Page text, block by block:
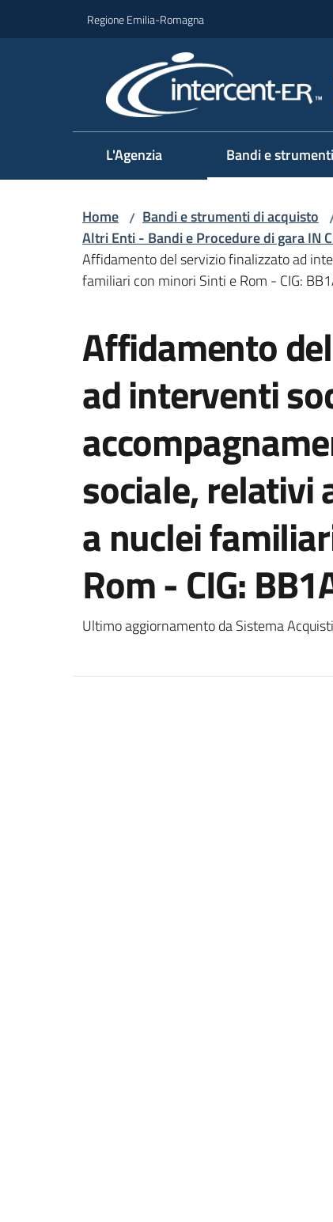
Regione Emilia-Romagna
L'Agenzia Bandi e
Home / Bandi e strumenti di acquisto
Altri Enti - Bandi e Procedure di gara IN
Affidamento del servizio finalizzato ad
familiari con minori Sinti e Rom - CIG:
Affidamento
ad interventi
sociale, relativi
a nuclei
Rom - CIG:
Ultimo aggiornamento da Sistema